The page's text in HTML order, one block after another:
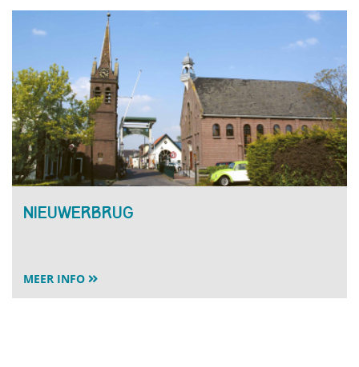
Nieuwerbrug
MEER INFO